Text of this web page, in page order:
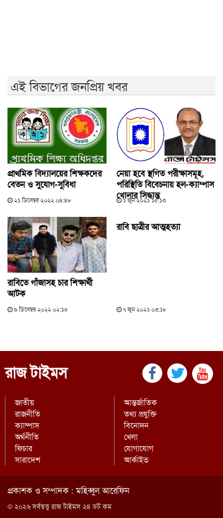
এই বিভাগের জনপ্রিয় খবর
প্রাথমিক বিদ্যালয়ের শিক্ষকদের
বেতন ও সুযোগ-সুবিধা
২১ ডিসেম্বর ২০২২ ০৪:৪৮
নেয়া হবে স্থগিত পরীক্ষাসমূহ,
পরিস্থিতি বিবেচনায় হল-ক্যাম্পাস
খোলার সিদ্ধান্ত
১ জুন ২০২১ ১৫:১৩
রাবিতে গাঁজাসহ চার শিক্ষার্থী
আটক
৯ ডিসেম্বর ২০২২ ০২:১৫
রাবি ছাত্রীর আত্মহত্যা
৭ জুন ২০২১ ০৩:১৮
রাজ টাইমস
জাতীয়
রাজনীতি
আন্তর্জাতিক
তথ্য প্রযুক্তি
ক্যাম্পাস
অর্থনীতি
বিনোদন
খেলা
ফিচার
সারাদেশ
যোগাযোগ
আর্কাইভ
প্রকাশক ও সম্পাদক : মহিব্বুল আরেফিন
© ২০২৬ সর্বস্বত্ত্ব রাজ টাইমস ২৪ ডট কম